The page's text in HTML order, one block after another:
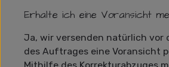
Erhalte ich eine Voransicht
Ja, wir versenden natürlich vor
des Auftrages eine Voransicht